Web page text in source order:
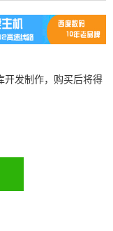
开发制作，购买后将得